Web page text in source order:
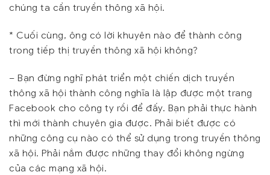
chúng ta cần truyền thông xã hội.
* Cuối cùng, ông có lời khuyên nào để thành công
trong tiếp thị truyền thông xã hội không?
– Bạn đừng nghĩ phát triển một chiến dịch truyền
thông xã hội thành công nghĩa là lập được một trang
Facebook cho công ty rồi để đấy. Bạn phải thực hành
thì mới thành chuyên gia được. Phải biết được có
những công cụ nào có thể sử dụng trong truyền thông
xã hội. Phải nắm được những thay đổi không ngừng
của các mạng xã hội.